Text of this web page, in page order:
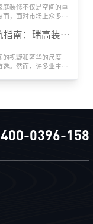
庭装修不仅是空间的重
而，面对市场上众多装
例，结合行业经验，为
郑州大平层装修避坑指南：瑞高装饰教你绕开6大鸡肋设计‌
的视野和奢华的尺度
选。然而，许多业主在
400-0396-158